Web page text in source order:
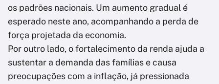
os padrões nacionais. Um aumento gradual é
esperado neste ano, acompanhando a perda de
força projetada da economia.
Por outro lado, o fortalecimento da renda ajuda a
sustentar a demanda das famílias e causa
preocupações com a inflação, já pressionada